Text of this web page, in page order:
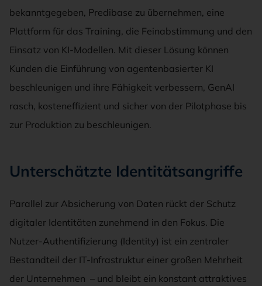
bekanntgegeben, Predibase zu übernehmen, eine
Plattform für das Training, die Feinabstimmung und den
Einsatz von KI-Modellen. Mit dieser Lösung können
Kunden die Einführung von agentenbasierter KI
beschleunigen und ihre Fähigkeit verbessern, GenAI
rasch, kosteneffizient und sicher von der Pilotphase bis
zur Produktion zu beschleunigen.
Unterschätzte Identitätsangriffe
Parallel zur Absicherung von Daten rückt der Schutz
digitaler Identitäten zunehmend in den Fokus. Die
Nutzer-Authentifizierung (Identity) ist ein zentraler
Bestandteil der IT-Infrastruktur einer großen Mehrheit
der Unternehmen – und bleibt ein konstant attraktives